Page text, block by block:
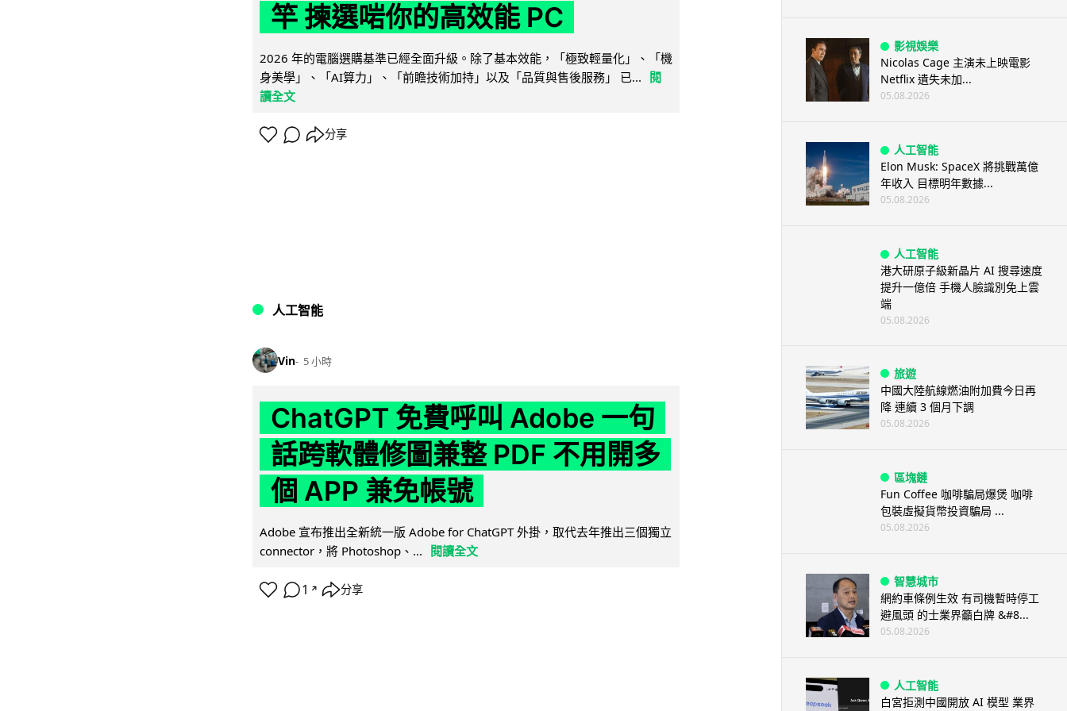
竿 揀選啱你的高效能 PC
2026 年的電腦選購基準已經全面升級。除了基本效能，「極致輕量化」、「機
身美學」、「AI算力」、「前瞻技術加持」以及「品質與售後服務」 已...
閱
讀全文
分享
人工智能
Vin 5 小時
ChatGPT 免費呼叫 Adobe 一句
話跨軟體修圖兼整 PDF 不用開多
個 APP 兼免帳號
Adobe 宣布推出全新統一版 Adobe for ChatGPT 外掛，取代去年推出三個獨立
connector，將 Photoshop、...
閱讀全文
1 ↗ 分享
影視娛樂
Nicolas Cage 主演未上映電影
Netflix 遺失未加...
05.08.2026
人工智能
Elon Musk: SpaceX 將挑戰萬億
年收入 目標明年數據...
05.08.2026
人工智能
港大研原子級新晶片 AI 搜尋速度
提升一億倍 手機人臉識別免上雲
端
05.08.2026
旅遊
中國大陸航線燃油附加費今日再
降 連續 3 個月下調
05.08.2026
區塊鏈
Fun Coffee 咖啡騙局爆煲 咖啡
包裝虛擬貨幣投資騙局 ...
05.08.2026
智慧城市
網約車條例生效 有司機暫時停工
避風頭 的士業界籲白牌 &#8...
05.08.2026
人工智能
白宮拒測中國開放 AI 模型 業界